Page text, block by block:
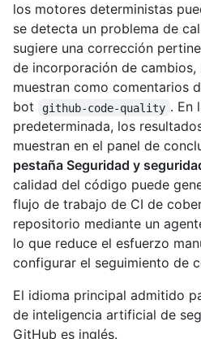
los motores deterministas
se detecta un problema de
sugiere una corrección
de incorporación de cambios,
muestran como comentarios
bot
github-code-quality . En
predeterminada, los
muestran en el panel de
pestaña Seguridad y
calidad del código puede
flujo de trabajo de CI de
repositorio mediante un
lo que reduce el esfuerzo
configurar el seguimiento de
El idioma principal admitido
de inteligencia artificial de
GitHub es inglés.